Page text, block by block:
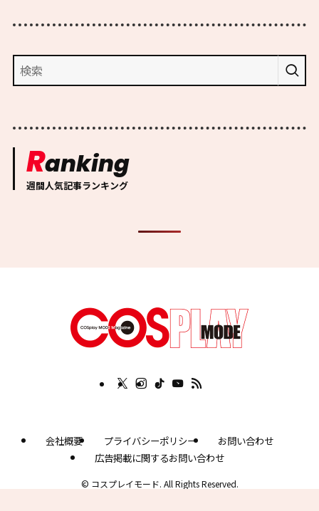
Ranking
週間人気記事ランキング
会社概要 プライバシーポリシー
お問い合わせ
広告掲載に関するお問い合わせ
© コスプレイモード. All Rights Reserved.